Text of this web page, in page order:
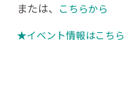
または、
こちらから
★イベント情報はこちら